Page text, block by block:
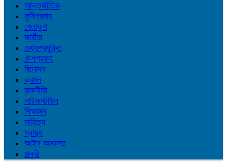
আন্তর্জাতিক
কৃষিপ্রবাহ
খেলাধুলা
জাতীয়
তথ্যপ্রযুক্তি
দেশপ্রবাহ
বিনোদন
ভ্রমন
রাজনীতি
লাইফস্টাইল
শিক্ষাঙ্গন
সাহিত্য
স্বাস্থ্য
আইন আদালত
চাকুরী